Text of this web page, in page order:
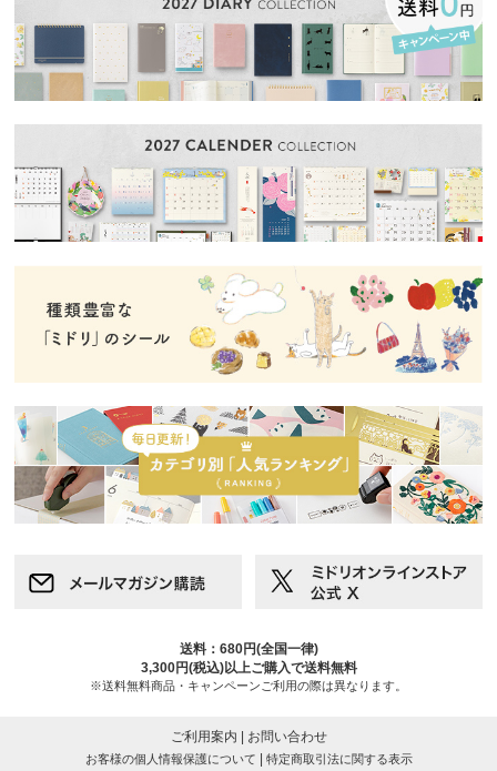
送料：680円(全国一律)
3,300円(税込)以上ご購入で送料無料
※送料無料商品・キャンペーンご利用の際は異なります。
ご利用案内 お問い合わせ
お客様の個人情報保護について 特定商取引法に関する表示